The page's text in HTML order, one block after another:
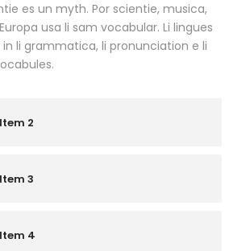
es un myth. Por scientie, musica,
usa li sam vocabular. Li lingues
li grammatica, li pronunciation e li
2
3
4